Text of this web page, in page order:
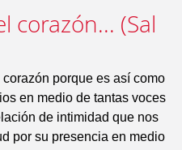
corazón... (Sal
porque es así como
en medio de tantas voces
de intimidad que nos
por su presencia en medio